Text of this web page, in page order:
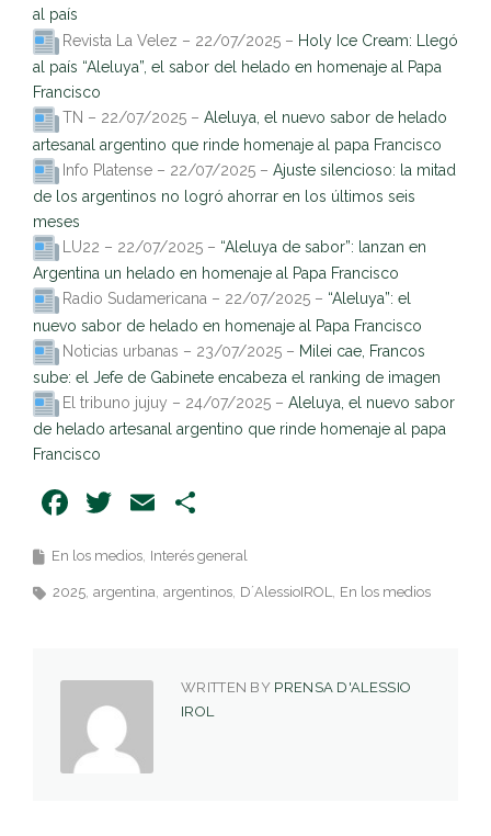
al país
Revista La Velez – 22/07/2025 – Holy Ice Cream: Llegó
al país “Aleluya”, el sabor del helado en homenaje al Papa
Francisco
TN – 22/07/2025 – Aleluya, el nuevo sabor de helado
artesanal argentino que rinde homenaje al papa Francisco
Info Platense – 22/07/2025 – Ajuste silencioso: la mitad
de los argentinos no logró ahorrar en los últimos seis
meses
LU22 – 22/07/2025 – “Aleluya de sabor”: lanzan en
Argentina un helado en homenaje al Papa Francisco
Radio Sudamericana – 22/07/2025 – “Aleluya”: el
nuevo sabor de helado en homenaje al Papa Francisco
Noticias urbanas – 23/07/2025 – Milei cae, Francos
sube: el Jefe de Gabinete encabeza el ranking de imagen
El tribuno jujuy – 24/07/2025 – Aleluya, el nuevo sabor
de helado artesanal argentino que rinde homenaje al papa
Francisco
Facebook
Twitter
Email
En los medios Interés general
2025 argentina argentinos D´AlessioIROL En los medios
WRITTEN BY PRENSA D'ALESSIO
IROL